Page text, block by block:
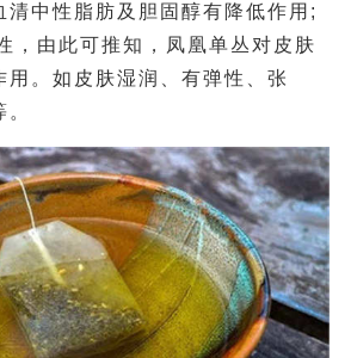
中性脂肪及胆固醇有降低作用;
，由此可推知，凤凰单丛对皮肤
用。如皮肤湿润、有弹性、张